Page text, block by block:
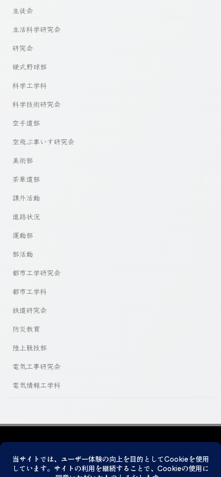
生徒会
生活科学研究会
研究会
硬式野球部
科学工学科
科学技術研究会
空手道部
空飛ぶ車いす研究会
美術部
茶華道部
課外活動
進路状況
運動部
部活動
都市工学研究会
都市工学科
鉄道研究会
防災教育
陸上競技部
電気工事研究会
電気情報工学科